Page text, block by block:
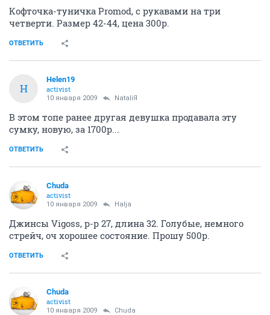
Кофточка-туничка Promod, с рукавами на три
четверти. Размер 42-44, цена 300р.
ОТВЕТИТЬ
H
Helen19
activist
10 января 2009 NataliЯ
В этом топе ранее другая девушка продавала эту
сумку, новую, за 1700р...
ОТВЕТИТЬ
Chuda
activist
10 января 2009 Halja
Джинсы Vigoss, р-р 27, длина 32. Голубые, немного
стрейч, оч хорошее состояние. Прошу 500р.
ОТВЕТИТЬ
Chuda
activist
10 января 2009 Chuda